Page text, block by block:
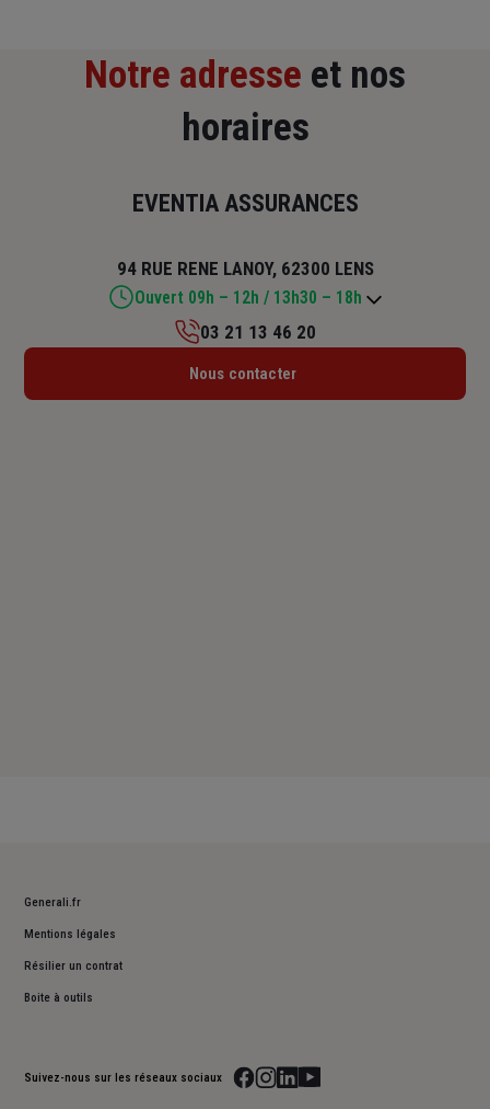
Notre adresse et nos
horaires
EVENTIA ASSURANCES
94 RUE RENE LANOY, 62300 LENS
Ouvert 09h – 12h / 13h30 – 18h
Lundi : 09h – 12h / 14h – 18h
03 21 13 46 20
Nous contacter
Generali.fr
Mentions légales
Résilier un contrat
Boite à outils
Suivez-nous sur les réseaux sociaux